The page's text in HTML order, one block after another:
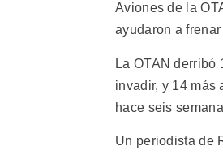
Aviones de la
ayudaron a
La OTAN derribó
invadir, y 14 más
hace seis
Un periodista de